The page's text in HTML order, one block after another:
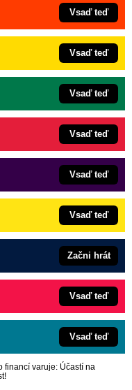
Vsaď teď
Vsaď teď
Vsaď teď
Vsaď teď
Vsaď teď
Vsaď teď
Začni hrát
Vsaď teď
Vsaď teď
financí varuje: Účastí na